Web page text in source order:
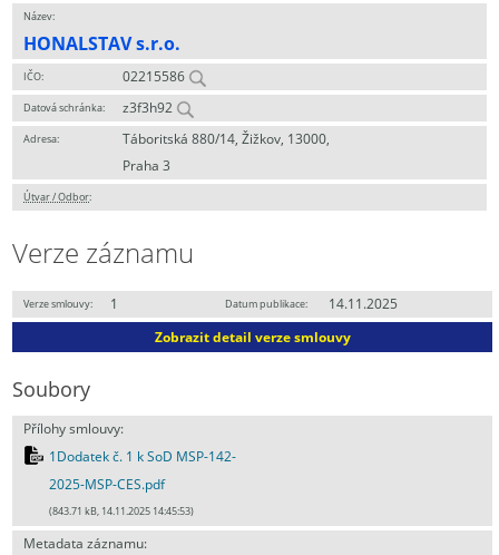
Název:
HONALSTAV s.r.o.
IČO: 02215586
Datová schránka: z3f3h92
Adresa:
Táboritská 880/14, Žižkov, 13000,
Praha 3
Útvar / Odbor:
Verze záznamu
Verze smlouvy: 1 Datum publikace:
14.11.2025
Zobrazit detail verze smlouvy
Soubory
Přílohy smlouvy:
1Dodatek č. 1 k SoD MSP-142-
2025-MSP-CES.pdf
(843.71 kB, 14.11.2025 14:45:53)
Metadata záznamu: